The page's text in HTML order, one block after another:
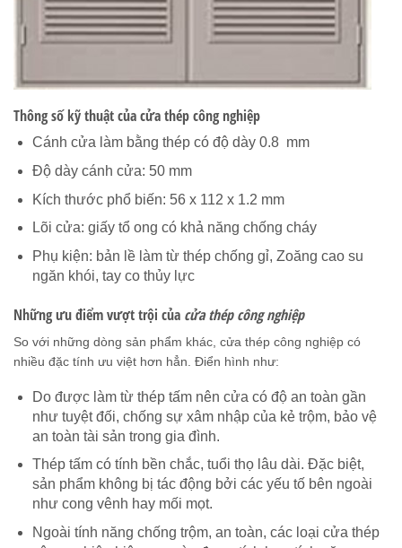
Thông số kỹ thuật của cửa thép công nghiệp
Cánh cửa làm bằng thép có độ dày 0.8 mm
Độ dày cánh cửa: 50 mm
Kích thước phổ biến: 56 x 112 x 1.2 mm
Lõi cửa: giấy tổ ong có khả năng chống cháy
Phụ kiện: bản lề làm từ thép chống gỉ, Zoăng cao su
ngăn khói, tay co thủy lực
Những ưu điểm vượt trội của cửa thép công nghiệp
So với những dòng sản phẩm khác, cửa thép công nghiệp có
nhiều đặc tính ưu việt hơn hẳn. Điển hình như:
Do được làm từ thép tấm nên cửa có độ an toàn gần
như tuyệt đối, chống sự xâm nhập của kẻ trộm, bảo vệ
an toàn tài sản trong gia đình.
Thép tấm có tính bền chắc, tuổi thọ lâu dài. Đặc biệt,
sản phẩm không bị tác động bởi các yếu tố bên ngoài
như cong vênh hay mối mọt.
Ngoài tính năng chống trộm, an toàn, các loại cửa thép